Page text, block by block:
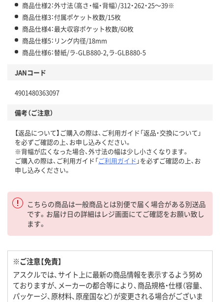
商品仕様2：外寸法（高さ・幅・背幅）/312・262・25～39※
商品仕様3：付属ポケット枚数/15枚
商品仕様4：最大収容ポケット枚数/60枚
商品仕様5：リング内径/18mm
商品仕様6：替紙/ラ-GLB880-2,ラ-GLB880-5
JANコード
4901480363097
備考（ご注意）
【返品について】ご購入の際は、ご利用ガイド「返品・交換について」
を必ずご確認の上、お申し込みください。
※背幅が広くなった場合、外寸法の幅は少し小さくなります。
ご購入の際は、ご利用ガイド「ご利用ガイド 」を必ずご確認の上、お
申し込みください。
こちらの商品は一般商品とは別便で届く場合がある別送品
です。お届け日の詳細はレジ画面にてご確認をお願い致し
ます。
※ご注意【免責】
アスクルでは、サイト上に最新の商品情報を表示するよう努め
ておりますが、メーカーの都合等により、商品規格・仕様（容量、
パッケージ、原材料、原産国など）が変更される場合がございま